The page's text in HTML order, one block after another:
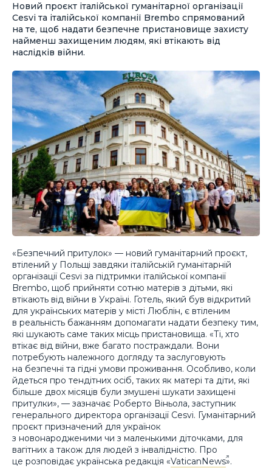
Новий проєкт італійської гуманітарної організації
Cesvi та італійської компанії Brembo спрямований
на те, щоб надати безпечне пристановище захисту
найменш захищеним людям, які втікають від
наслідків війни.
«Безпечний притулок» — новий гуманітарний проєкт,
втілений у Польщі завдяки італійській гуманітарній
організації Cesvi за підтримки італійської компанії
Brembo, щоб прийняти сотню матерів з дітьми, які
втікають від війни в Україні. Готель, який був відкритий
для українських матерів у місті Люблін, є втіленим
в реальність бажанням допомагати надати безпеку тим,
які шукають саме таких місць пристановища. «Ті, хто
втікає від війни, вже багато постраждали. Вони
потребують належного догляду та заслуговують
на безпечні та гідні умови проживання. Особливо, коли
йдеться про тендітних осіб, таких як матері та діти, які
більше двох місяців були змушені шукати захищені
притулки», — зазначає Роберто Віньола, заступник
генерального директора організації Cesvi. Гуманітарний
проєкт призначений для українок
з новонародженими чи з маленькими діточками, для
вагітних а також для людей з інвалідністю. Про
це розповідає українська редакція «VaticanNews».